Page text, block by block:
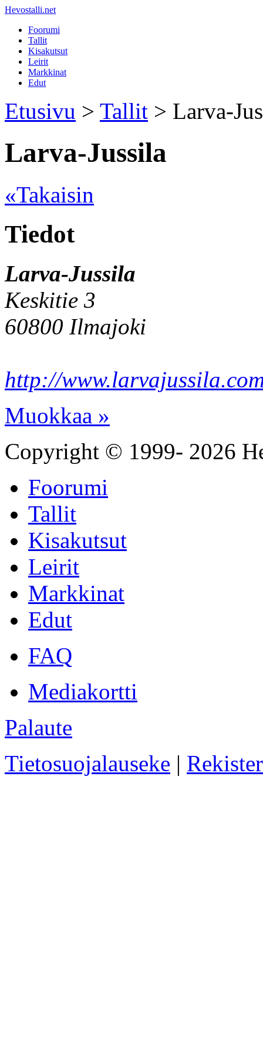
Hevostalli.net
Foorumi
Tallit
Kisakutsut
Leirit
Markkinat
Edut
Etusivu > Tallit > Larva-
Larva-Jussila
«Takaisin
Tiedot
Larva-Jussila
Keskitie 3
60800 Ilmajoki
http://
Muokkaa »
Copyright © 1999- 2026
Foorumi
Tallit
Kisakutsut
Leirit
Markkinat
Edut
FAQ
Mediakortti
Palaute
Tietosuojalauseke |